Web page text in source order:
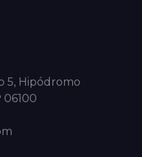
5, Hipódromo
06100